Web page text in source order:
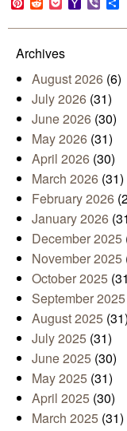
Mail
Archives
August 2026 (6)
July 2026 (31)
June 2026 (30)
May 2026 (31)
April 2026 (30)
March 2026 (31)
February 2026
January 2026
December 2025
November 2025
October 2025
September 2025
August 2025 (31)
July 2025 (31)
June 2025 (30)
May 2025 (31)
April 2025 (30)
March 2025 (31)